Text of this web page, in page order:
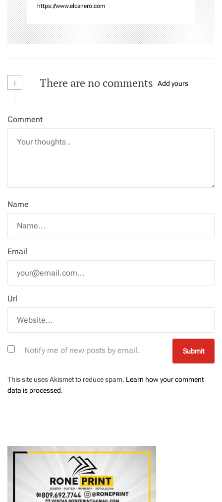
https://www.elcanero.com
+ There are no comments Add yours
Comment
Name
Email
Url
Notify me of new posts by email.
This site uses Akismet to reduce spam. Learn how your comment
data is processed.